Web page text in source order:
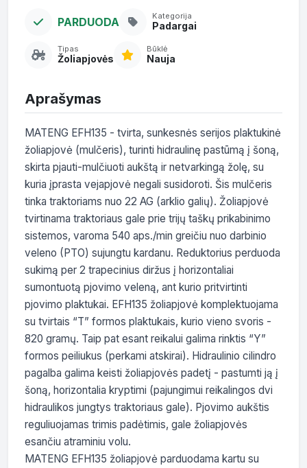
PARDUODA Kategorija
Padargai
Tipas
Žoliapjovės
Būklė
Nauja
Aprašymas
MATENG EFH135 - tvirta, sunkesnės serijos plaktukinė
žoliapjovė (mulčeris), turinti hidraulinę pastūmą į šoną,
skirta pjauti-mulčiuoti aukštą ir netvarkingą žolę, su
kuria įprasta vejapjovė negali susidoroti. Šis mulčeris
tinka traktoriams nuo 22 AG (arklio galių). Žoliapjovė
tvirtinama traktoriaus gale prie trijų taškų prikabinimo
sistemos, varoma 540 aps./min greičiu nuo darbinio
veleno (PTO) sujungtu kardanu. Reduktorius perduoda
sukimą per 2 trapecinius diržus į horizontaliai
sumontuotą pjovimo veleną, ant kurio pritvirtinti
pjovimo plaktukai. EFH135 žoliapjovė komplektuojama
su tvirtais “T” formos plaktukais, kurio vieno svoris -
820 gramų. Taip pat esant reikalui galima rinktis “Y”
formos peiliukus (perkami atskirai). Hidraulinio cilindro
pagalba galima keisti žoliapjovės padetį - pastumti ją į
šoną, horizontalia kryptimi (pajungimui reikalingos dvi
hidraulikos jungtys traktoriaus gale). Pjovimo aukštis
reguliuojamas trimis padėtimis, gale žoliapjovės
esančiu atraminiu volu.
MATENG EFH135 žoliapjovė parduodama kartu su